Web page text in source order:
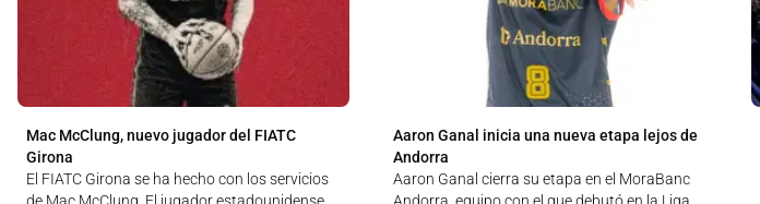
Mac McClung, nuevo jugador del FIATC
Girona
El FIATC Girona se ha hecho con los servicios
Aaron Ganal inicia una nueva etapa lejos de
Andorra
Aaron Ganal cierra su etapa en el MoraBanc